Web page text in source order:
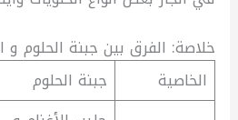
خلاصة: الفرق بين جبنة الحلوم و
الخاصية
جبنة الحلوم